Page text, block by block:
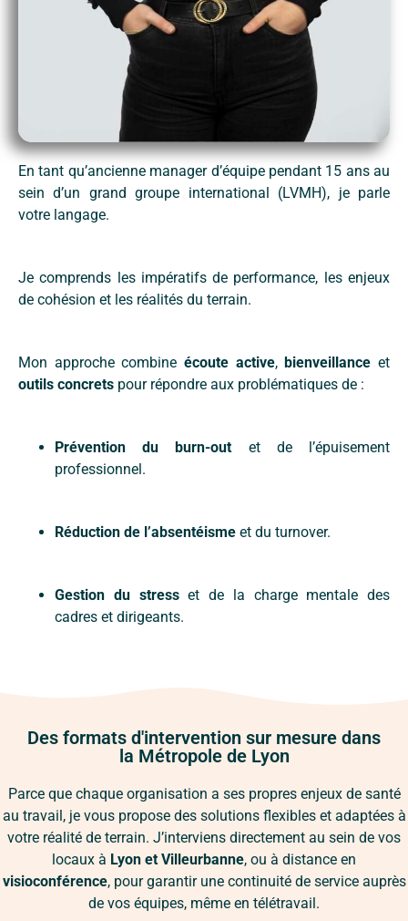
En tant qu’ancienne manager d’équipe pendant 15 ans au
sein d’un grand groupe international (LVMH), je parle
votre langage.
Je comprends les impératifs de performance, les enjeux
de cohésion et les réalités du terrain.
Mon approche combine écoute active, bienveillance et
outils concrets pour répondre aux problématiques de :
Prévention du burn-outet de l’épuisement
professionnel.
Réduction de l’absentéisme et du turnover.
Gestion du stresset de la charge mentale des
cadres et dirigeants.
Des formats d'intervention sur mesure dans
la Métropole de Lyon
Parce que chaque organisation a ses propres enjeux de santé
au travail, je vous propose des solutions flexibles et adaptées à
votre réalité de terrain. J’interviens directement au sein de vos
locaux à Lyon et Villeurbanne, ou à distance en
visioconférence, pour garantir une continuité de service auprès
de vos équipes, même en télétravail.